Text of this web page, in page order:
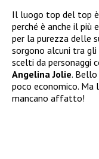
Il luogo top del top
perché è anche il più
per la purezza delle
sorgono alcuni tra
scelti da personaggi
Angelina Jolie.
poco economico.
mancano affatto!